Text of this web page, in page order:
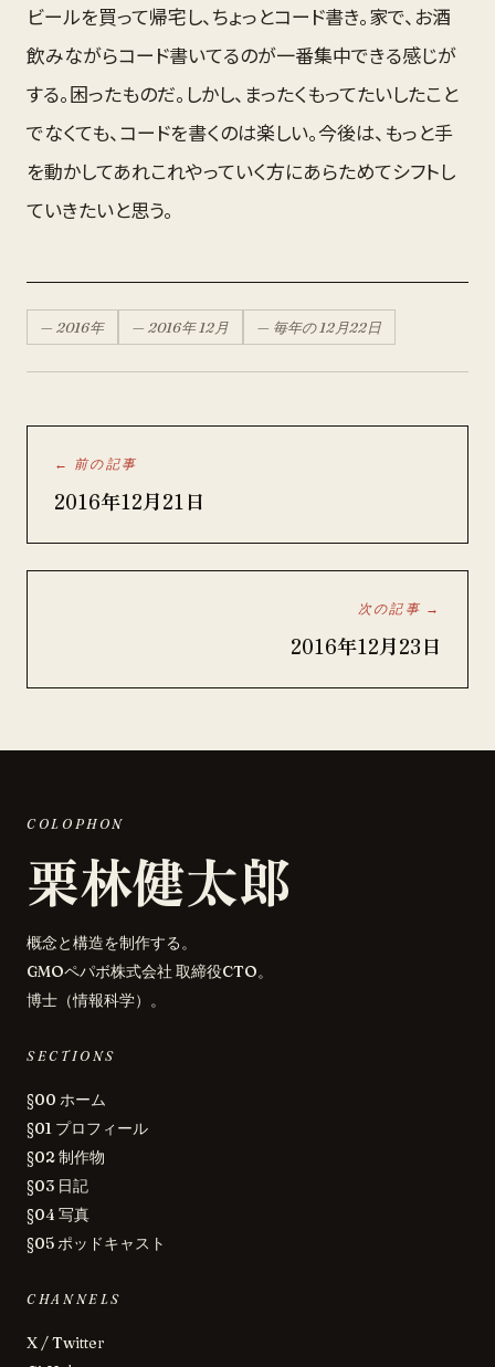
ビールを買って帰宅し、ちょっとコード書き。家で、お酒
飲みながらコード書いてるのが一番集中できる感じが
する。困ったものだ。しかし、まったくもってたいしたこと
でなくても、コードを書くのは楽しい。今後は、もっと手
を動かしてあれこれやっていく方にあらためてシフトし
ていきたいと思う。
— 2016年 — 2016年12月 — 毎年の12月22日
← 前の記事
2016年12月21日
次の記事 →
2016年12月23日
COLOPHON
栗林健太郎
概念と構造を制作する。
GMOペパボ株式会社 取締役CTO。
博士（情報科学）。
SECTIONS
§00 ホーム
§01 プロフィール
§02 制作物
§03 日記
§04 写真
§05 ポッドキャスト
CHANNELS
X / Twitter